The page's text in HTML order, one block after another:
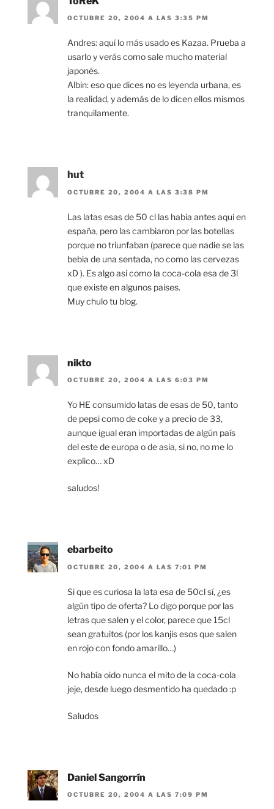
OCTUBRE 20, 2004 A LAS 3:35 PM
Andres: aquí lo más usado es Kazaa. Prueba a
usarlo y verás como sale mucho material
japonés.
Albin: eso que dices no es leyenda urbana, es
la realidad, y además de lo dicen ellos mismos
tranquilamente.
hut
OCTUBRE 20, 2004 A LAS 3:38 PM
Las latas esas de 50 cl las habia antes aqui en
españa, pero las cambiaron por las botellas
porque no triunfaban (parece que nadie se las
bebia de una sentada, no como las cervezas
xD ). Es algo asi como la coca-cola esa de 3l
que existe en algunos paises.
Muy chulo tu blog.
nikto
OCTUBRE 20, 2004 A LAS 6:03 PM
Yo HE consumido latas de esas de 50, tanto
de pepsi como de coke y a precio de 33,
aunque igual eran importadas de algún país
del este de europa o de asia, si no, no me lo
explico… xD
saludos!
ebarbeito
OCTUBRE 20, 2004 A LAS 7:01 PM
Si que es curiosa la lata esa de 50cl sí, ¿es
algún tipo de oferta? Lo digo porque por las
letras que salen y el color, parece que 15cl
sean gratuitos (por los kanjis esos que salen
en rojo con fondo amarillo…)
No había oido nunca el mito de la coca-cola
jeje, desde luego desmentido ha quedado :p
Saludos
Daniel Sangorrín
OCTUBRE 20, 2004 A LAS 7:09 PM